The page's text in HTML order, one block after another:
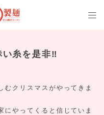
糸を是非‼️
むクリスマスがやってきま
にやってくると信じていま